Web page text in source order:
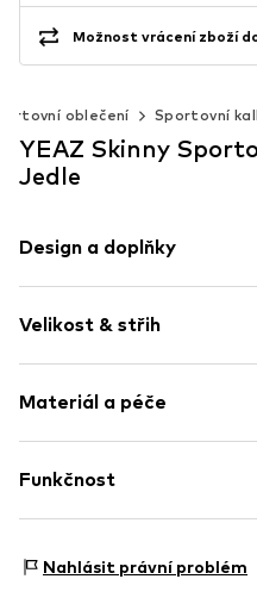
Možnost vrácení zboží
oblečení Sportovní
YEAZ Skinny
Jedle
Design a doplňky
žerzej
Elastický pásek
Široký pas
Velikost & střih
Střih: Skinny
Materiál a péče
Materiál: 90% Polyamid -
Funkčnost
Funkce: Prodyšný
Nahlásit právní problém